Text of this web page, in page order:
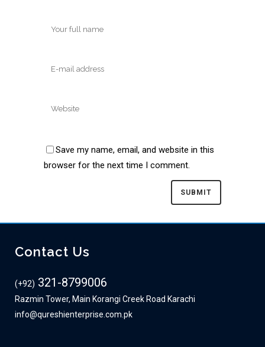
Save my name, email, and website in this
browser for the next time I comment.
Contact Us
(+92) 321-8799006
Razmin Tower, Main Korangi Creek Road Karachi
info@qureshienterprise.com.pk